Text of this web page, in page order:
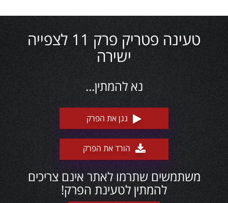
טעינה פטריק פרק 11 לצפייה
ישירה
נא להמתין...
נגן את הפרק
הורד את הפרק
משתמשים שתרמו לאתר אינם צריכים
להמתין לטעינת הפרק!